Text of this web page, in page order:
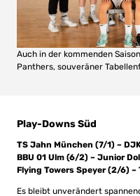
Auch in der kommenden
Panthers, souveräner
Play-Downs Süd
TS Jahn München (7/1) –
BBU 01 Ulm (6/2) – Junior
Flying Towers Speyer (2/6)
Es bleibt unverändert